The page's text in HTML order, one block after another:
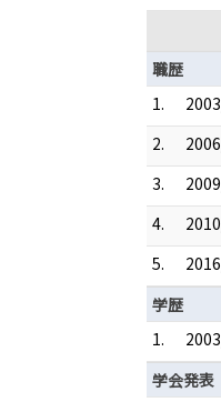
職歴
1.
2.
3.
4.
5.
学歴
1.
学会発表